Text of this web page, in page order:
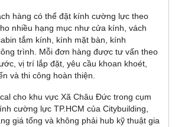
hàng có thể đặt kính cường lực theo
nhiều hạng mục như cửa kính, vách
tắm kính, kính mặt bàn, kính
trình. Mỗi đơn hàng được tư vấn theo
vị trí lắp đặt, yêu cầu khoan khoét,
và thi công hoàn thiện.
cho khu vực Xã Châu Đức trong cụm
cường lực TP.HCM của Citybuilding,
giá tổng và không phải hub kỹ thuật gia